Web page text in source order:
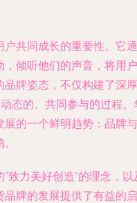
共同成长的重要性。它通
倾听他们的声音，将用户
牌姿态，不仅构建了深厚
态的、共同参与的过程。
的一个鲜明趋势：品牌与
致力美好创造”的理念，以
牌的发展提供了有益的启